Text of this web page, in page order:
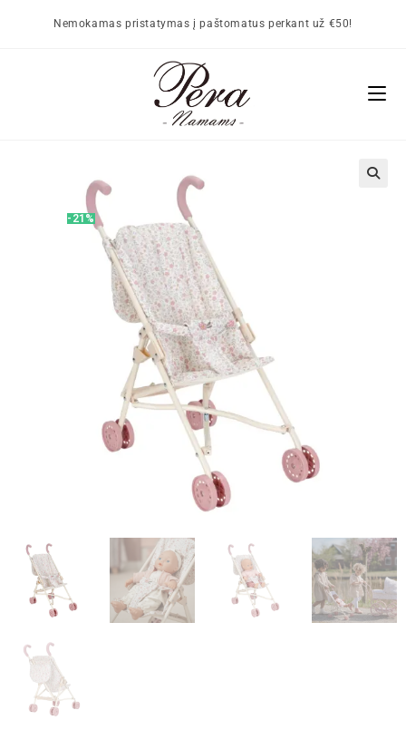
Nemokamas pristatymas į paštomatus perkant už €50!
-21%